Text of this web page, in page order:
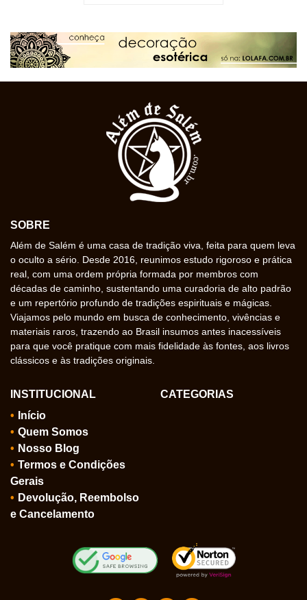
SOBRE
Além de Salém é uma casa de tradição viva, feita para quem leva
o oculto a sério. Desde 2016, reunimos estudo rigoroso e prática
real, com uma ordem própria formada por membros com
décadas de caminho, sustentando uma curadoria de alto padrão
e um repertório profundo de tradições espirituais e mágicas.
Viajamos pelo mundo em busca de conhecimento, vivências e
materiais raros, trazendo ao Brasil insumos antes inacessíveis
para que você pratique com mais fidelidade às fontes, aos livros
clássicos e às tradições originais.
INSTITUCIONAL
Início
Quem Somos
Nosso Blog
Termos e Condições
Gerais
Devolução, Reembolso
e Cancelamento
CATEGORIAS